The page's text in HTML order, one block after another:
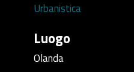
Urbanistica
Luogo
Olanda